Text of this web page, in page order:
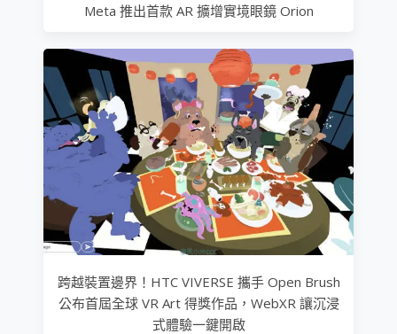
Meta 推出首款 AR 擴增實境眼鏡 Orion
跨越裝置邊界！HTC VIVERSE 攜手 Open Brush
公布首屆全球 VR Art 得獎作品，WebXR 讓沉浸
式體驗一鍵開啟